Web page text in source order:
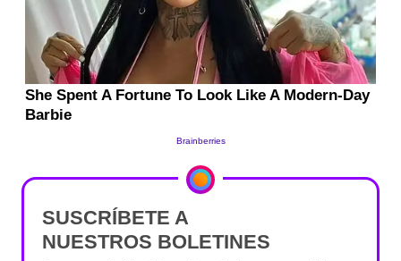
SUSCRÍBETE A
NUESTROS BOLETINES